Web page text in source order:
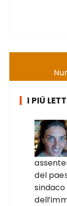
I PIÙ
del